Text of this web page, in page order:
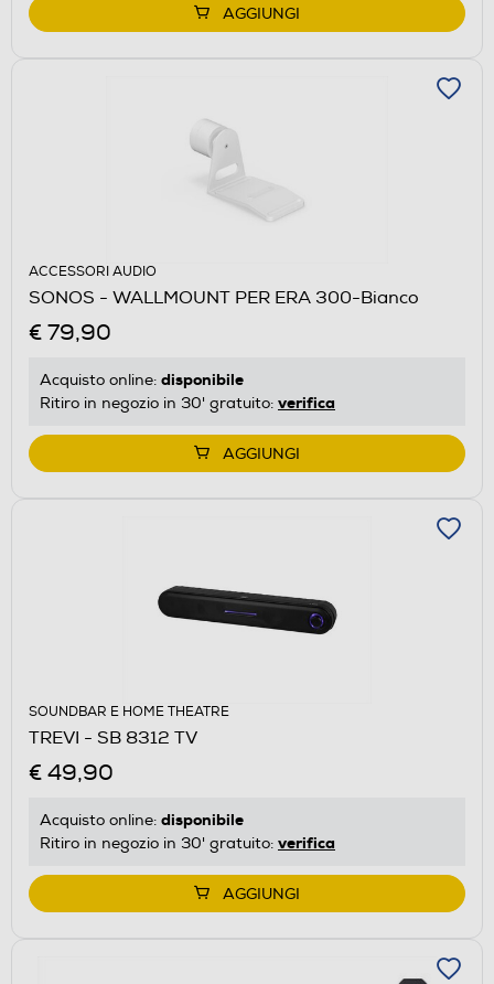
AGGIUNGI
ACCESSORI AUDIO
SONOS - WALLMOUNT PER ERA 300-Bianco
€ 79,90
Acquisto online: disponibile
Ritiro in negozio in 30' gratuito: verifica
AGGIUNGI
SOUNDBAR E HOME THEATRE
TREVI - SB 8312 TV
€ 49,90
Acquisto online: disponibile
Ritiro in negozio in 30' gratuito: verifica
AGGIUNGI